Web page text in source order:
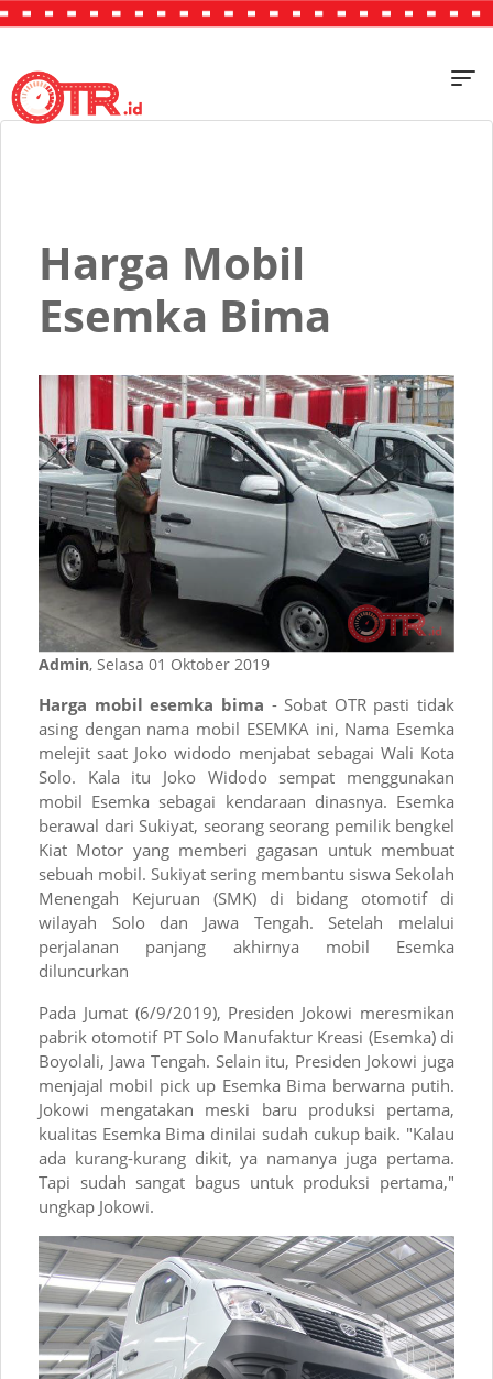
Harga Mobil
Esemka Bima
Admin, Selasa 01 Oktober 2019
Harga mobil esemka bima - Sobat OTR pasti tidak
asing dengan nama mobil ESEMKA ini, Nama Esemka
melejit saat Joko widodo menjabat sebagai Wali Kota
Solo. Kala itu Joko Widodo sempat menggunakan
mobil Esemka sebagai kendaraan dinasnya. Esemka
berawal dari Sukiyat, seorang seorang pemilik bengkel
Kiat Motor yang memberi gagasan untuk membuat
sebuah mobil. Sukiyat sering membantu siswa Sekolah
Menengah Kejuruan (SMK) di bidang otomotif di
wilayah Solo dan Jawa Tengah. Setelah melalui
perjalanan panjang akhirnya mobil Esemka
diluncurkan
Pada Jumat (6/9/2019), Presiden Jokowi meresmikan
pabrik otomotif PT Solo Manufaktur Kreasi (Esemka) di
Boyolali, Jawa Tengah. Selain itu, Presiden Jokowi juga
menjajal mobil pick up Esemka Bima berwarna putih.
Jokowi mengatakan meski baru produksi pertama,
kualitas Esemka Bima dinilai sudah cukup baik. "Kalau
ada kurang-kurang dikit, ya namanya juga pertama.
Tapi sudah sangat bagus untuk produksi pertama,"
ungkap Jokowi.